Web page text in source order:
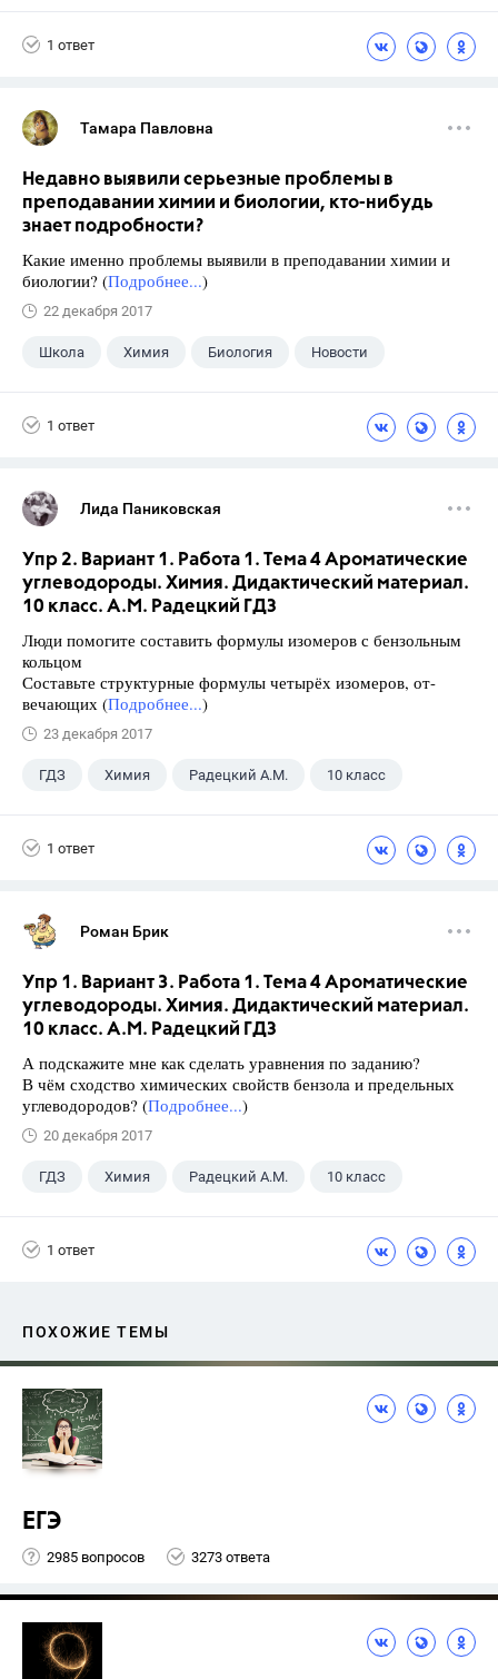
1 ответ
Тамара Павловна
Недавно выявили серьезные проблемы в
преподавании химии и биологии, кто-нибудь
знает подробности?
Какие именно проблемы выявили в преподавании химии и
биологии? (Подробнее...)
22 декабря 2017
Школа Химия Биология Новости
1 ответ
Лида Паниковская
Упр 2. Вариант 1. Работа 1. Тема 4 Ароматические
углеводороды. Химия. Дидактический материал.
10 класс. А.М. Радецкий ГДЗ
Люди помогите составить формулы изомеров с бензольным
кольцом
Составьте структурные формулы четырёх изомеров, от-
вечающих (Подробнее...)
23 декабря 2017
ГДЗ Химия Радецкий А.М. 10 класс
1 ответ
Роман Брик
Упр 1. Вариант 3. Работа 1. Тема 4 Ароматические
углеводороды. Химия. Дидактический материал.
10 класс. А.М. Радецкий ГДЗ
А подскажите мне как сделать уравнения по заданию?
В чём сходство химических свойств бензола и предельных
углеводородов? (Подробнее...)
20 декабря 2017
ГДЗ Химия Радецкий А.М. 10 класс
1 ответ
ПОХОЖИЕ ТЕМЫ
ЕГЭ
2985 вопросов 3273 ответа